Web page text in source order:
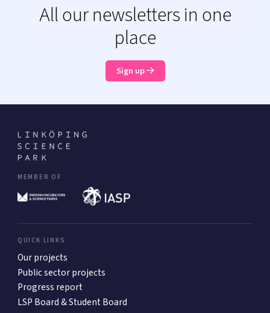
All our newsletters in one
place
Sign up
MEMBER OF
QUICK LINKS
Our projects
Public sector projects
Progress report
LSP Board & Student Board